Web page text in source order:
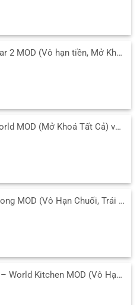
Tải Age of War 2 MOD (Vô hạn tiền, Mở Khóa Free) v2025.1.16 APK
Tải Avatar World MOD (Mở Khoá Tất Cả) v1.218 APK cho Android
Tải Banana Kong MOD (Vô Hạn Chuối, Trái Tim) 1.9.18.00 APK
Tải Cafeland – World Kitchen MOD (Vô Hạn Tiền) v2.77.2 APK